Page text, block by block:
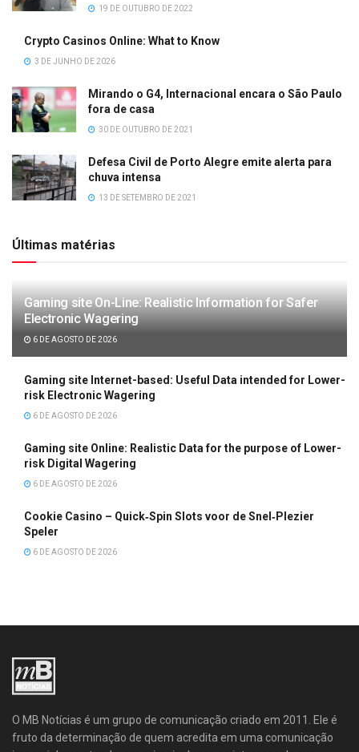
19 DE OUTUBRO DE 2022
Crypto Casinos Online: What to Know
3 DE JUNHO DE 2026
Mirando o G4, Internacional encara o São Paulo
fora de casa
30 DE OUTUBRO DE 2021
Defesa Civil de Porto Alegre emite alerta para
chuva intensa
13 DE SETEMBRO DE 2021
Últimas matérias
Gaming site On-Line: Realistic Information for Safer
Electronic Wagering
6 DE AGOSTO DE 2026
Gaming site Internet-based: Useful Data intended for Lower-
risk Electronic Wagering
6 DE AGOSTO DE 2026
Gaming site Online: Realistic Data for the purpose of Lower-
risk Digital Wagering
6 DE AGOSTO DE 2026
Cookie Casino – Quick‑Spin Slots voor de Snel‑Plezier
Speler
6 DE AGOSTO DE 2026
O MB Notícias é um grupo de comunicação criado em 2011. Ele é
fruto da determinação de quem acredita em uma comunicação